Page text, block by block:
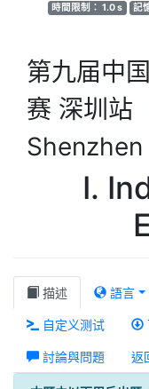
時間限制： 1.0 s 記
第九届中
赛 深圳站
Shenzhen
I.
描述 語言
自定义测试
討論與問題 返